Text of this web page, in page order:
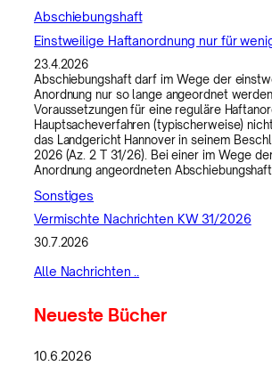
Abschiebungshaft
Einstweilige Haftanordnung nur für
23.4.2026
Abschiebungshaft darf im Wege der
Anordnung nur so lange angeordnet
Voraussetzungen für eine reguläre
Hauptsacheverfahren (typischerweise)
das Landgericht Hannover in seinem
2026 (Az. 2 T 31/26). Bei einer im Wege
Anordnung angeordneten
Sonstiges
Vermischte Nachrichten KW 31/2026
30.7.2026
Alle Nachrichten ..
Neueste Bücher
10.6.2026